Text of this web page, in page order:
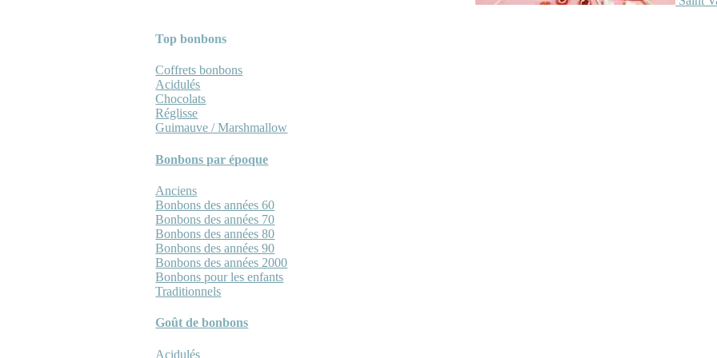
Top bonbons
Coffrets bonbons
Acidulés
Chocolats
Réglisse
Guimauve / Marshmallow
Bonbons par époque
Anciens
Bonbons des années 60
Bonbons des années 70
Bonbons des années 80
Bonbons des années 90
Bonbons des années 2000
Bonbons pour les enfants
Traditionnels
Goût de bonbons
Acidulés